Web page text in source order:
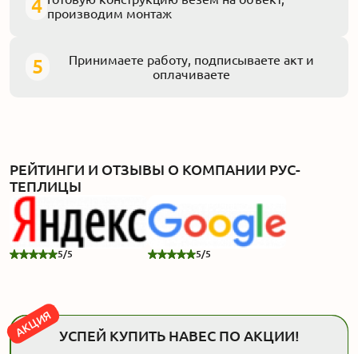
4 производим монтаж
5
Принимаете работу, подписываете акт и
оплачиваете
РЕЙТИНГИ И ОТЗЫВЫ О КОМПАНИИ РУС-
ТЕПЛИЦЫ
5/5 5/5
УСПЕЙ КУПИТЬ НАВЕС ПО АКЦИИ!
АКЦИЯ